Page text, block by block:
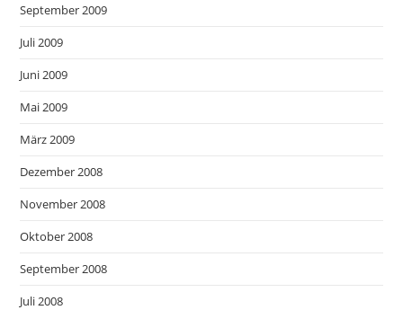
September 2009
Juli 2009
Juni 2009
Mai 2009
März 2009
Dezember 2008
November 2008
Oktober 2008
September 2008
Juli 2008